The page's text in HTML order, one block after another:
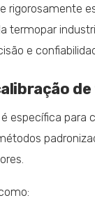
rigorosamente
termopar
e
específica para